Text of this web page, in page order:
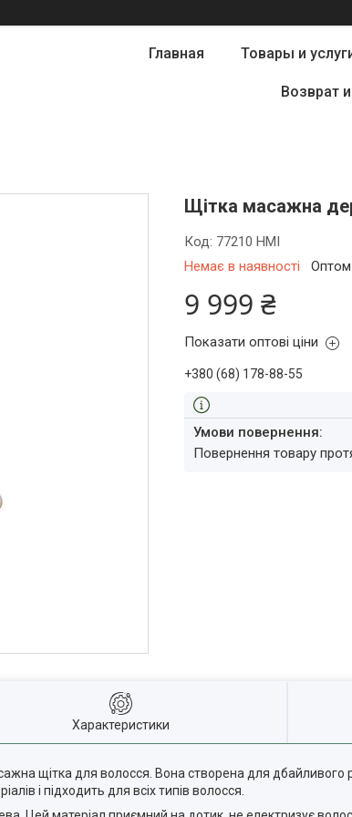
Главная Товары и
Возврат
Щітка масажна
Немає в наявності Оптом
Код: 77210 HMI
9 999 ₴
Показати оптові ціни
+380 (68) 178-88-55
повернення товару
Характеристики
щітка для волосся. Вона створена для дбайливого
і підходить для всіх типів волосся.